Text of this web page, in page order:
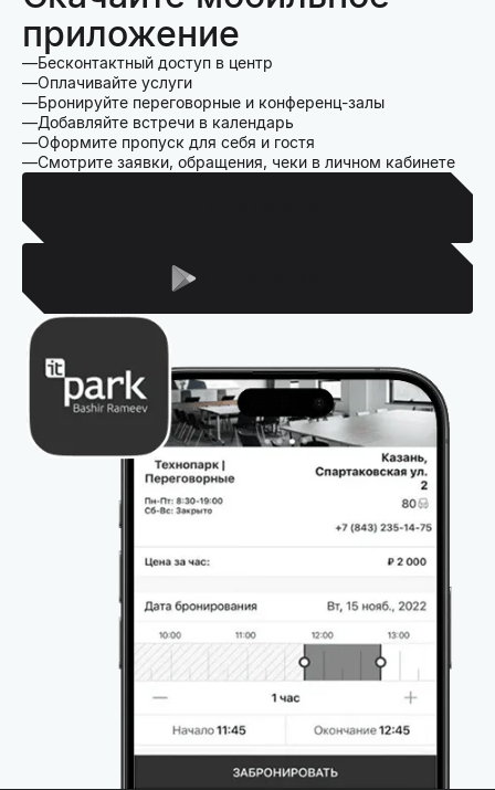
приложение
Бесконтактный доступ в центр
Оплачивайте услуги
Бронируйте переговорные и конференц-залы
Добавляйте встречи в календарь
Оформите пропуск для себя и гостя
Смотрите заявки, обращения, чеки в личном кабинете